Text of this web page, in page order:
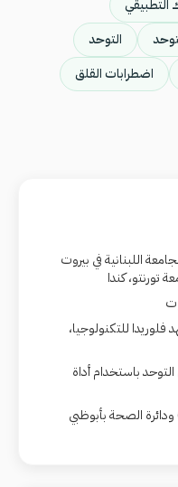
التطبيقي
التوحد
اضطرابات القلق
اللبنانية في بيروت
للتكنولوجيا،
باستخدام أداة
ودائرة الصحة بأبوظبي